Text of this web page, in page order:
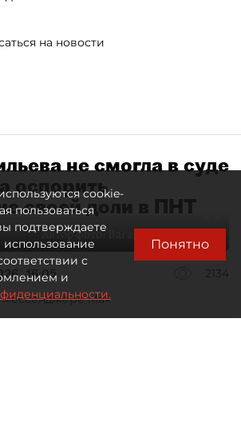
на новости
не смогла в суде
оспорить
своей доли в ПНТ
Автор фото: Ваганов Антон / "ДП"
16:05
2134
мессенджере Max
cookie-
пользоваться
подтверждаете
использование
с
и
Понятно